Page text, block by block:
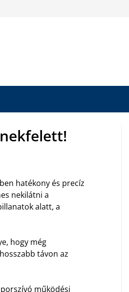
hatékony és precíz
nekilátni a
alatt, a
hogy még
távon az
működési